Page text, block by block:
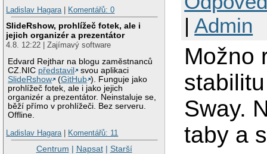
Ladislav Hagara| Komentářů: 0
SlideRshow, prohlížeč fotek, ale i
jejich organizér a prezentátor
4.8. 12:22 | Zajímavý software
Edvard Rejthar na blogu zaměstnanců
CZ.NIC představil
svou aplikaci
SlideRshow
(GitHub ). Funguje jako
prohlížeč fotek, ale i jako jejich
organizér a prezentátor. Neinstaluje se,
běží přímo v prohlížeči. Bez serveru.
Offline.
Ladislav Hagara| Komentářů: 11
Centrum | Napsat| Starší
|Admin
Možno
Sway.
taby a